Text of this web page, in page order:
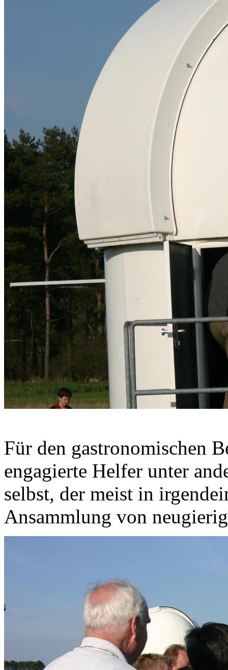
Für den gastronomischen
engagierte Helfer unter
selbst, der meist in
Ansammlung von